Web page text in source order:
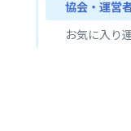
協会・運営
お気に入り